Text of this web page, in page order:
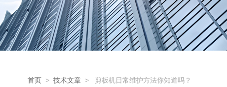
首页 > 技术文章 > 剪板机日常维护方法你知道吗？